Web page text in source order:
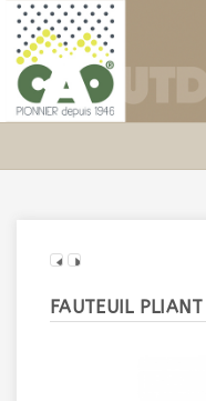
FAUTEUIL